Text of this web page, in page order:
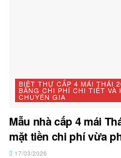
BIỆT THỰ CẤP 4 MÁI THÁI
BẢNG CHI PHÍ CHI TIẾT VÀ
CHUYÊN GIA
Mẫu nhà cấp 4 mái
mặt tiền chi phí vừa
17/03/2026